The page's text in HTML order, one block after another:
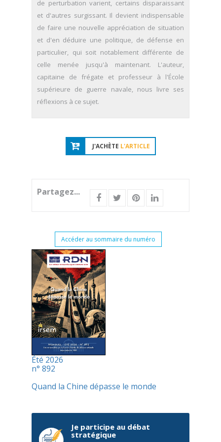
de perturbation varient, certains disparaissant
et d'autres surgissant. Il devient indispensable
de faire une nouvelle appréciation de situation
et d'en déduire une politique, de défense en
particulier, qui soit notablement différente de
celle menée jusqu'à maintenant. L'auteur,
capitaine de frégate et professeur à l'École
supérieure de guerre navale, nous livre ses
réflexions à ce sujet.
J'ACHÈTE L'ARTICLE
Partagez...
Accéder au sommaire du numéro
Été 2026
n° 892
Quand la Chine dépasse le monde
Je participe au débat
stratégique